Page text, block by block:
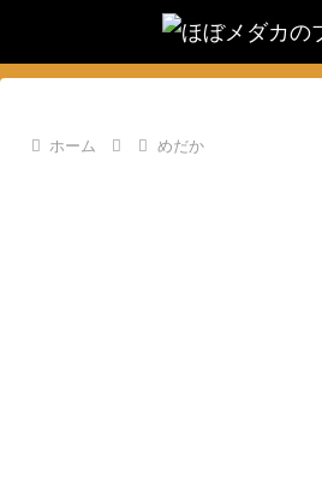
ホーム めだか